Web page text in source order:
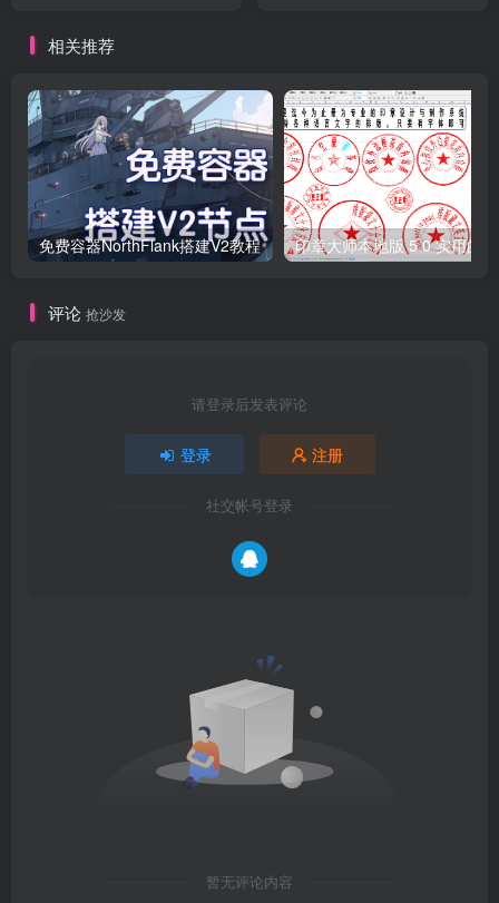
相关推荐
免费容器NorthFlank搭建V2教程
评论 抢沙发
请登录后发表评论
登录 注册
社交帐号登录
暂无评论内容